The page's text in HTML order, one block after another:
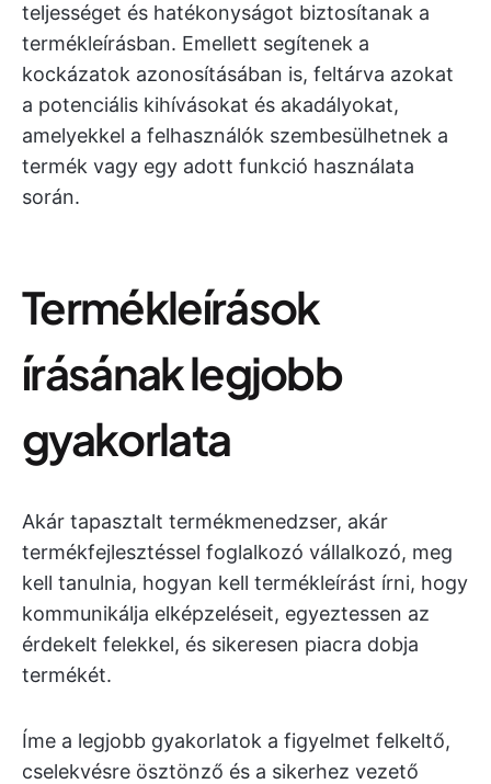
teljességet és hatékonyságot biztosítanak a
termékleírásban. Emellett segítenek a
kockázatok azonosításában is, feltárva azokat
a potenciális kihívásokat és akadályokat,
amelyekkel a felhasználók szembesülhetnek a
termék vagy egy adott funkció használata
során.
Termékleírások
írásának legjobb
gyakorlata
Akár tapasztalt termékmenedzser, akár
termékfejlesztéssel foglalkozó vállalkozó, meg
kell tanulnia, hogyan kell termékleírást írni, hogy
kommunikálja elképzeléseit, egyeztessen az
érdekelt felekkel, és sikeresen piacra dobja
termékét.
Íme a legjobb gyakorlatok a figyelmet felkeltő,
cselekvésre ösztönző és a sikerhez vezető